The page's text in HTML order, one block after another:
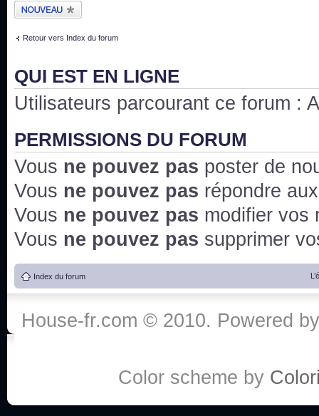
Publier un nouveau
sujet
Retour vers Index du forum
QUI EST EN LIGNE
Utilisateurs parcourant ce forum :
PERMISSIONS DU FORUM
Vous ne pouvez pas poster de
Vous ne pouvez pas répondre
Vous ne pouvez pas modifier vos
Vous ne pouvez pas supprimer
Index du forum
House-fr.com © 2010. Powered
Color scheme by